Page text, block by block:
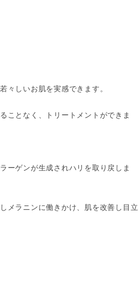
しいお肌を実感できます。
ことなく、トリートメントができま
ーゲンが生成されハリを取り戻しま
メラニンに働きかけ、肌を改善し目立